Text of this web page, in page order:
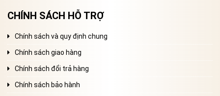
CHÍNH SÁCH HỖ TRỢ
Chính sách và quy định chung
Chính sách giao hàng
Chính sách đổi trả hàng
Chính sách bảo hành